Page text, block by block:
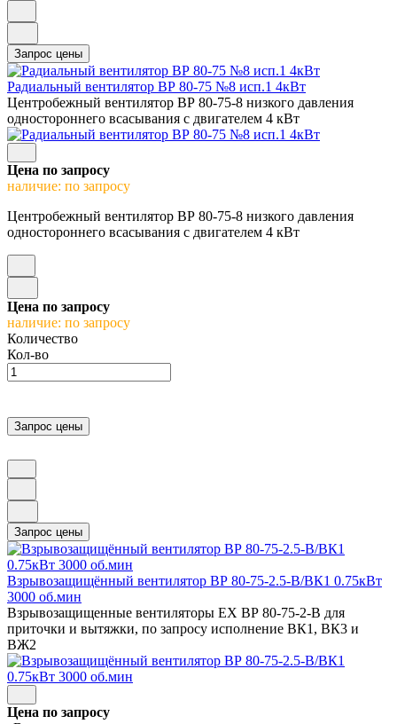
Радиальный вентилятор ВР 80-75 №8 исп.1 4кВт
Центробежный вентилятор ВР 80-75-8 низкого давления
одностороннего всасывания с двигателем 4 кВт
Цена по запросу
наличие: по запросу
Центробежный вентилятор ВР 80-75-8 низкого давления
одностороннего всасывания с двигателем 4 кВт
Цена по запросу
наличие: по запросу
Количество
Кол-во
Взрывозащищённый вентилятор ВР 80-75-2.5-В/ВК1 0.75кВт
3000 об.мин
Взрывозащищенные вентиляторы EX ВР 80-75-2-В для
приточки и вытяжки, по запросу исполнение ВК1, ВК3 и
ВЖ2
Цена по запросу